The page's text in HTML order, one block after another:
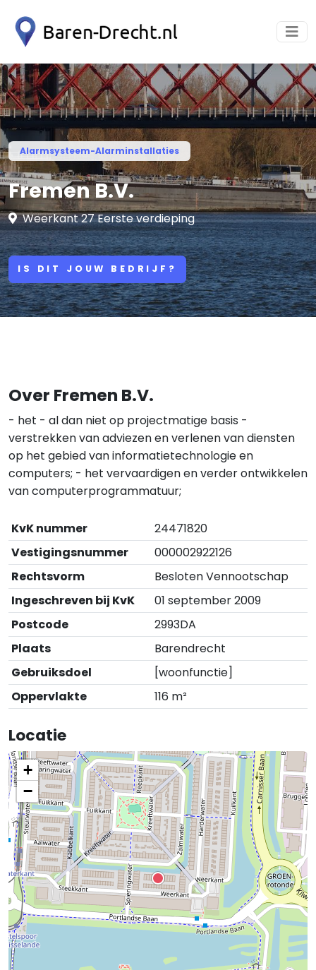
Alarmsysteem-Alarminstallaties
Fremen B.V.
Weerkant 27 Eerste verdieping
IS DIT JOUW BEDRIJF?
Over Fremen B.V.
- het - al dan niet op projectmatige basis -
verstrekken van adviezen en verlenen van diensten
op het gebied van informatietechnologie en
computers; - het vervaardigen en verder ontwikkelen
van computerprogrammatuur;
KvK nummer
24471820
Vestigingsnummer
000002922126
Rechtsvorm
Besloten Vennootschap
Ingeschreven bij KvK
01 september 2009
Postcode
2993DA
Plaats
Barendrecht
Gebruiksdoel
[woonfunctie]
Oppervlakte
116 m²
Locatie
+
−